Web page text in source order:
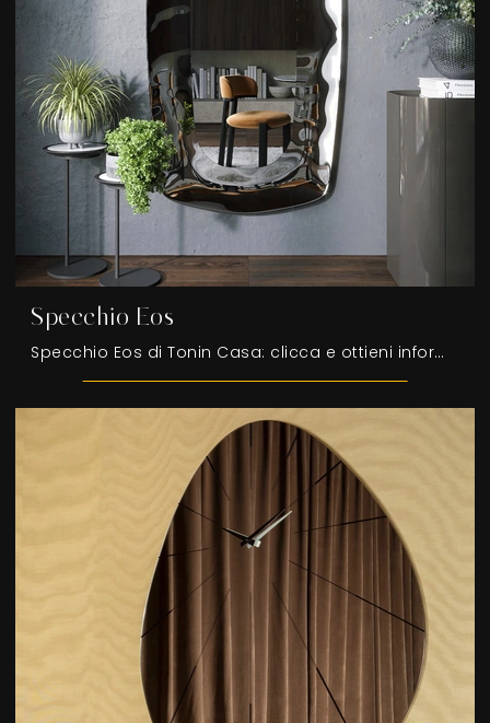
Specchio Eos
Specchio Eos di Tonin Casa: clicca e ottieni informazioni sui Complementi e specchi design in vetro del rinomato brand!